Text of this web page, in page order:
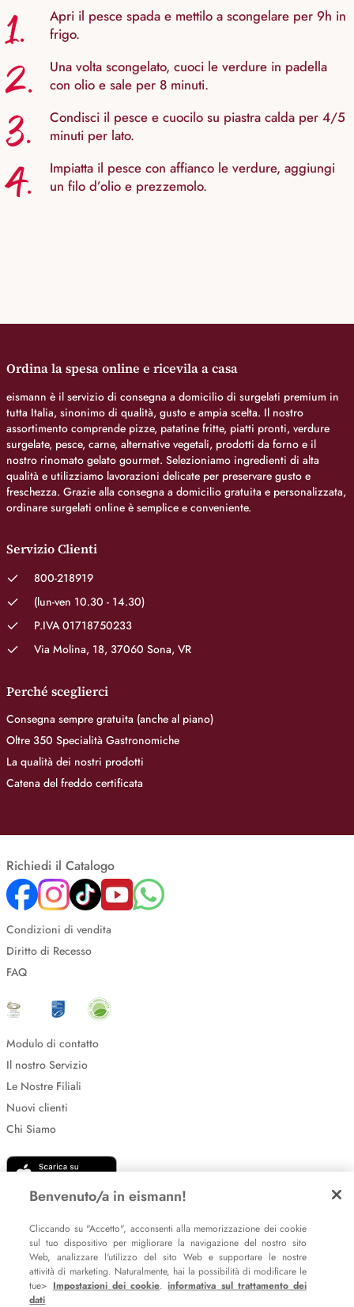
1.
Apri il pesce spada e mettilo a scongelare per 9h in
frigo.
2.
Una volta scongelato, cuoci le verdure in padella
con olio e sale per 8 minuti.
3.
Condisci il pesce e cuocilo su piastra calda per 4/5
minuti per lato.
4.
Impiatta il pesce con affianco le verdure, aggiungi
un filo d’olio e prezzemolo.
Ordina la spesa online e ricevila a casa
eismann è il servizio di consegna a domicilio di surgelati premium in
tutta Italia, sinonimo di qualità, gusto e ampia scelta. Il nostro
assortimento comprende pizze, patatine fritte, piatti pronti, verdure
surgelate, pesce, carne, alternative vegetali, prodotti da forno e il
nostro rinomato gelato gourmet. Selezioniamo ingredienti di alta
qualità e utilizziamo lavorazioni delicate per preservare gusto e
freschezza. Grazie alla consegna a domicilio gratuita e personalizzata,
ordinare surgelati online è semplice e conveniente.
Servizio Clienti
800-218919
(lun-ven 10.30 - 14.30)
P.IVA 01718750233
Via Molina, 18, 37060 Sona, VR
Perché sceglierci
Consegna sempre gratuita (anche al piano)
Oltre 350 Specialità Gastronomiche
La qualità dei nostri prodotti
Catena del freddo certificata
Richiedi il Catalogo
Condizioni di vendita
Diritto di Recesso
FAQ
Modulo di contatto
Il nostro Servizio
Le Nostre Filiali
Nuovi clienti
Chi Siamo
Impostazione dei cookie
Informative sulla privacy
Benvenuto/a in eismann!
Cliccando su "Accetto", acconsenti alla memorizzazione dei cookie
sul tuo dispositivo per migliorare la navigazione del nostro sito
Web, analizzare l'utilizzo del sito Web e supportare le nostre
attività di marketing. Naturalmente, hai la possibilità di modificare le
tue> Impostazioni dei cookie.informativa sul trattamento dei
dati